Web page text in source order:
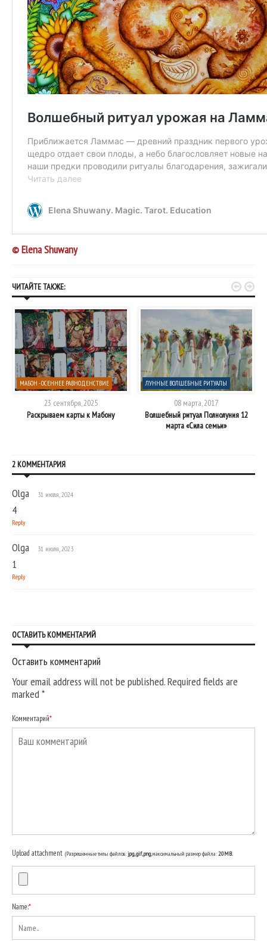
© Elena Shuwany
ЧИТАЙТЕ ТАКЖЕ:
МАБОН - ОСЕННЕЕ РАВНОДЕНСТВИЕ
23 сентября, 2025
Раскрываем карты к Мабону
ЛУННЫЕ ВОЛШЕБНЫЕ РИТУАЛЫ
08 марта, 2017
Волшебный ритуал Полнолуния 12
марта «Сила семьи»
 
2 КОММЕНТАРИЯ
Olga 31 июля, 2024
4
Reply
Olga 31 июля, 2023
1
Reply
ОСТАВИТЬ КОММЕНТАРИЙ
Оставить комментарий
Your email address will not be published. Required fields are
marked*
Комментарий*
Upload attachment (Разрешенные типы файлов:jpg, gif, png, максимальный размер файла: 20MB.
Name:*